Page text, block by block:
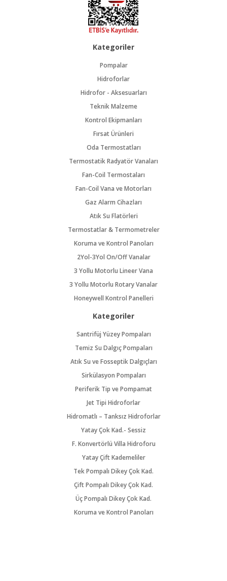
Kategoriler
Pompalar
Hidroforlar
Hidrofor - Aksesuarları
Teknik Malzeme
Kontrol Ekipmanları
Fırsat Ürünleri
Oda Termostatları
Termostatik Radyatör Vanaları
Fan-Coil Termostaları
Fan-Coil Vana ve Motorları
Gaz Alarm Cihazları
Atık Su Flatörleri
Termostatlar & Termometreler
Koruma ve Kontrol Panoları
2Yol-3Yol On/Off Vanalar
3 Yollu Motorlu Lineer Vana
3 Yollu Motorlu Rotary Vanalar
Honeywell Kontrol Panelleri
Kategoriler
Santrifüj Yüzey Pompaları
Temiz Su Dalgıç Pompaları
Atık Su ve Fosseptik Dalgıçları
Sirkülasyon Pompaları
Periferik Tip ve Pompamat
Jet Tipi Hidroforlar
Hidromatlı – Tanksız Hidroforlar
Yatay Çok Kad.- Sessiz
F. Konvertörlü Villa Hidroforu
Yatay Çift Kademeliler
Tek Pompalı Dikey Çok Kad.
Çift Pompalı Dikey Çok Kad.
Üç Pompalı Dikey Çok Kad.
Koruma ve Kontrol Panoları